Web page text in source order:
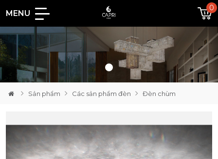
MENU
0
Loading...
Sản phẩm Các sản phẩm đèn Đèn chùm